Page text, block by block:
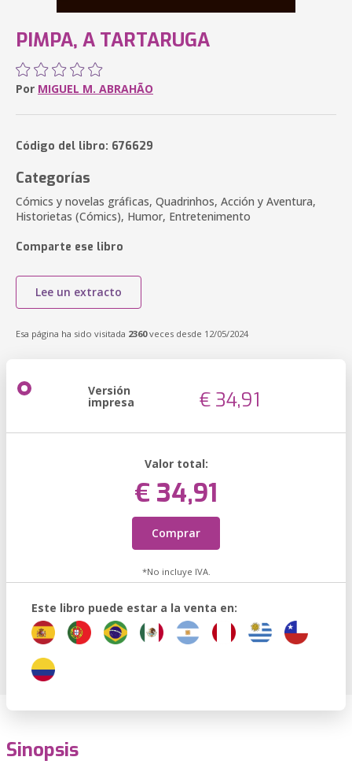
PIMPA, A TARTARUGA
Por MIGUEL M. ABRAHÃO
Código del libro: 676629
Categorías
Cómics y novelas gráficas, Quadrinhos, Acción y Aventura,
Historietas (Cómics), Humor, Entretenimento
Comparte ese libro
Lee un extracto
Esa página ha sido visitada 2360veces desde 12/05/2024
Versión
impresa € 34,91
Valor total:
€ 34,91
Comprar
*No incluye IVA.
Este libro puede estar a la venta en:
Sinopsis